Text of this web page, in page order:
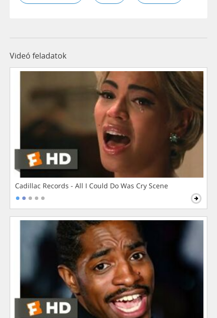
Videó feladatok
Cadillac Records - All I Could Do Was Cry Scene